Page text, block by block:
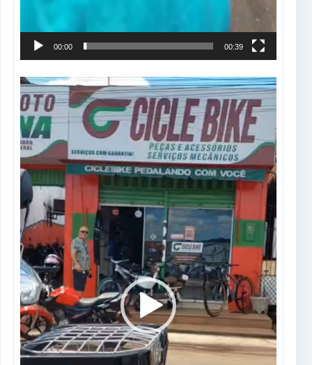
00:00 00:39
Tocador
de
vídeo